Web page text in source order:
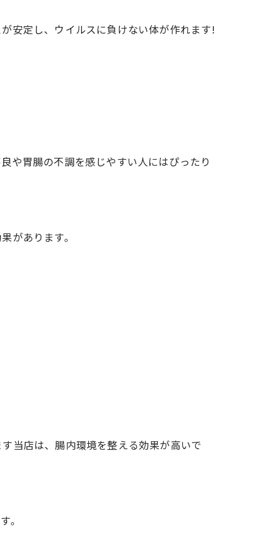
安定し、ウイルスに負けない体が作れます!
や胃腸の不調を感じやすい人にはぴったり
があります。
当店は、腸内環境を整える効果が高いで
。